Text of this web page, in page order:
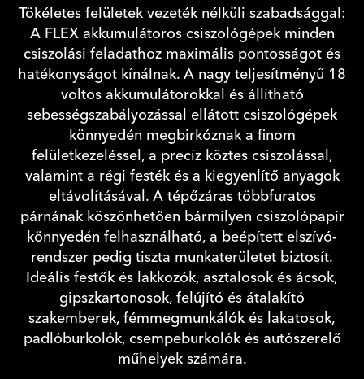
Tökéletes felületek vezeték nélküli szabadsággal:
A FLEX akkumulátoros csiszológépek minden
csiszolási feladathoz maximális pontosságot és
hatékonyságot kínálnak. A nagy teljesítményű 18
voltos akkumulátorokkal és állítható
sebességszabályozással ellátott csiszológépek
könnyedén megbirkóznak a finom
felületkezeléssel, a precíz köztes csiszolással,
valamint a régi festék és a kiegyenlítő anyagok
eltávolításával. A tépőzáras többfuratos
párnának köszönhetően bármilyen csiszolópapír
könnyedén felhasználható, a beépített elszívó-
rendszer pedig tiszta munkaterületet biztosít.
Ideális festők és lakkozók, asztalosok és ácsok,
gipszkartonosok, felújító és átalakító
szakemberek, fémmegmunkálók és lakatosok,
padlóburkolók, csempeburkolók és autószerelő
műhelyek számára.